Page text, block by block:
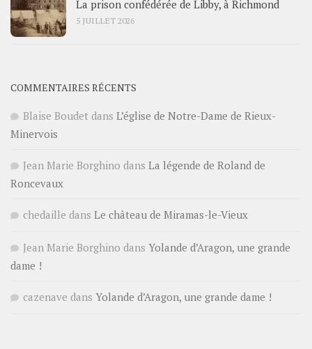
La prison confédérée de Libby, à Richmond
5 JUILLET 2026
COMMENTAIRES RÉCENTS
Blaise Boudet dans L’église de Notre-Dame de Rieux-
Minervois
Jean Marie Borghino dans La légende de Roland de
Roncevaux
chedaille dans Le château de Miramas-le-Vieux
Jean Marie Borghino dans Yolande d’Aragon, une grande
dame !
cazenave dans Yolande d’Aragon, une grande dame !